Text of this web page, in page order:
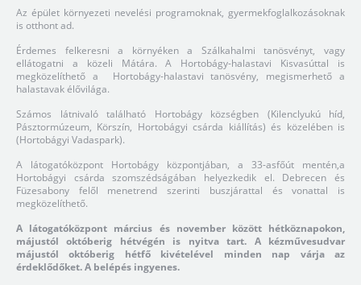
Az épület környezeti nevelési programoknak, gyermekfoglalkozásoknak
is otthont ad.
Érdemes felkeresni a környéken a Szálkahalmi tanösvényt, vagy
ellátogatni a közeli Mátára. A Hortobágy-halastavi Kisvasúttal is
megközelíthető a Hortobágy-halastavi tanösvény, megismerhető a
halastavak élővilága.
Számos látnivaló található Hortobágy községben (Kilenclyukú híd,
Pásztormúzeum, Körszín, Hortobágyi csárda kiállítás) és közelében is
(Hortobágyi Vadaspark).
A látogatóközpont Hortobágy központjában, a 33-asfőút mentén,a
Hortobágyi csárda szomszédságában helyezkedik el. Debrecen és
Füzesabony felől menetrend szerinti buszjárattal és vonattal is
megközelíthető.
A látogatóközpont március és november között hétköznapokon,
májustól októberig hétvégén is nyitva tart. A kézművesudvar
májustól októberig hétfő kivételével minden nap várja az
érdeklődőket. A belépés ingyenes.